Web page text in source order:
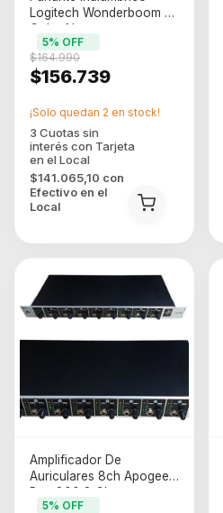
Logitech Wonderboom 4
Color Negro
$156.739
$164.990
5% OFF
$141.065,10 con
Efectivo en el
Local
¡Solo quedan 2 en stock!
Amplificador De
Auriculares 8ch Apogee
Psc-800 8 Ch
5% OFF